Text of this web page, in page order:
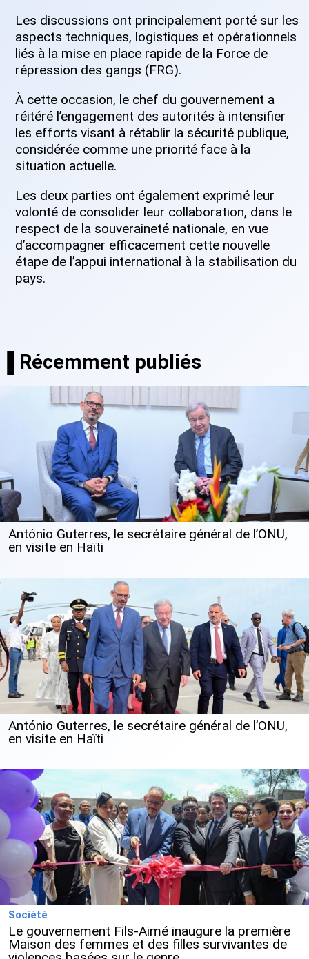
Les discussions ont principalement porté sur les
aspects techniques, logistiques et opérationnels
liés à la mise en place rapide de la Force de
répression des gangs (FRG).
À cette occasion, le chef du gouvernement a
réitéré l’engagement des autorités à intensifier
les efforts visant à rétablir la sécurité publique,
considérée comme une priorité face à la
situation actuelle.
Les deux parties ont également exprimé leur
volonté de consolider leur collaboration, dans le
respect de la souveraineté nationale, en vue
d’accompagner efficacement cette nouvelle
étape de l’appui international à la stabilisation du
pays.
▐ Récemment publiés
António Guterres, le secrétaire général de l’ONU,
en visite en Haïti
António Guterres, le secrétaire général de l’ONU,
en visite en Haïti
Société
Le gouvernement Fils-Aimé inaugure la première
Maison des femmes et des filles survivantes de